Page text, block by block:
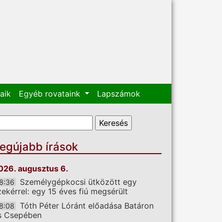
Egyéb rovataink Lapszámok
űrlap
írások
augusztus 6.
Személygépkocsi ütközött egy
egy 15 éves fiú megsérült
Tóth Péter Lóránt előadása Batáron
Csepében